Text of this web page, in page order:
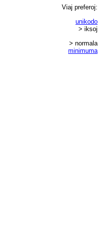
Viaj preferoj:
unikodo
> iksoj
> normala
minimuma